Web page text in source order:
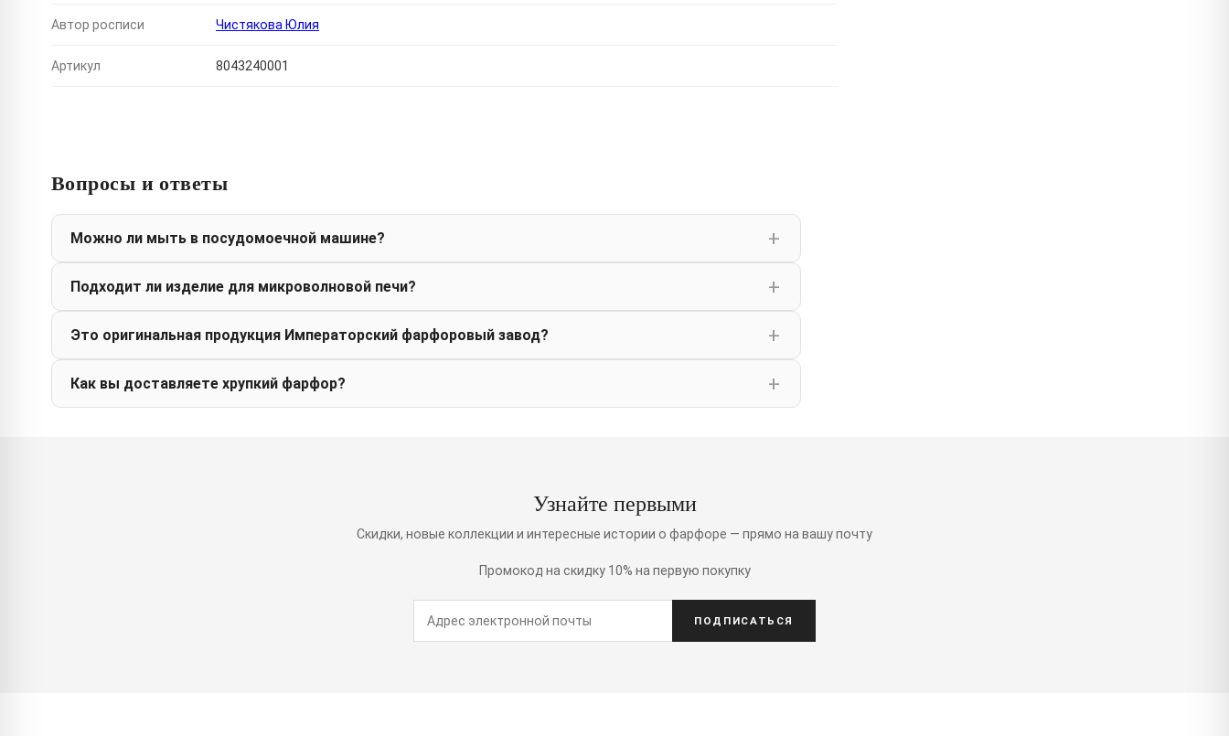
Автор росписи Чистякова Юлия
Артикул 8043240001
Вопросы и ответы
Можно ли мыть в посудомоечной машине?
Подходит ли изделие для микроволновой печи?
Это оригинальная продукция Императорский фарфоровый завод?
Как вы доставляете хрупкий фарфор?
Узнайте первыми
Скидки, новые коллекции и интересные истории о фарфоре — прямо на вашу почту
Промокод на скидку 10% на первую покупку
ПОДПИСАТЬСЯ